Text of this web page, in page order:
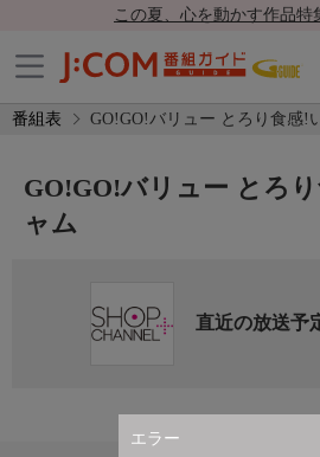
この夏、心を動かす作品特
番組表 GO!GO!バリュー とろり食感!
エラー
GO!GO!バリュー とろ
ャム
直近の放送予